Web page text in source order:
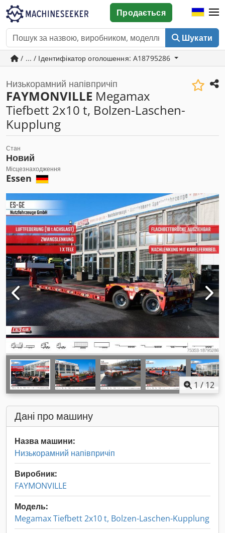
Шукати
Продається
/ ... / Ідентифікатор оголошення: A18795286
Низькорамний напівпричіп
FAYMONVILLE Megamax
Tiefbett 2x10 t, Bolzen-Laschen-
Kupplung
Стан
Новий
Місцезнаходження
Essen
1 / 12
Дані про машину
Назва машини:
Низькорамний напівпричіп
Виробник:
FAYMONVILLE
Модель:
Megamax Tiefbett 2x10 t, Bolzen-Laschen-Kupplung